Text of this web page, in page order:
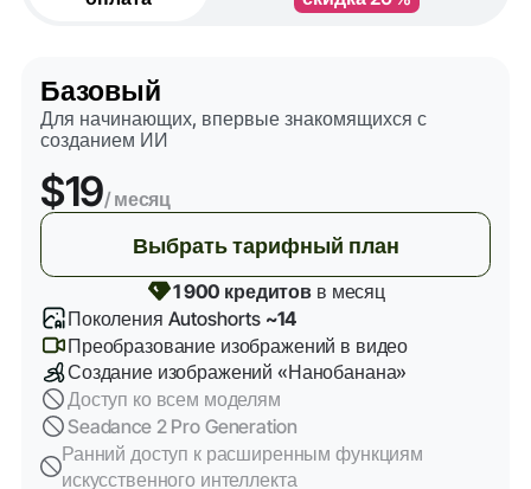
Базовый
Для начинающих, впервые знакомящихся с
созданием ИИ
$19/ месяц
Выбрать тарифный план
1 900 кредитов в месяц
Поколения Autoshorts ~14
Преобразование изображений в видео
Создание изображений «Нанобанана»
Доступ ко всем моделям
Seadance 2 Pro Generation
Ранний доступ к расширенным функциям
искусственного интеллекта